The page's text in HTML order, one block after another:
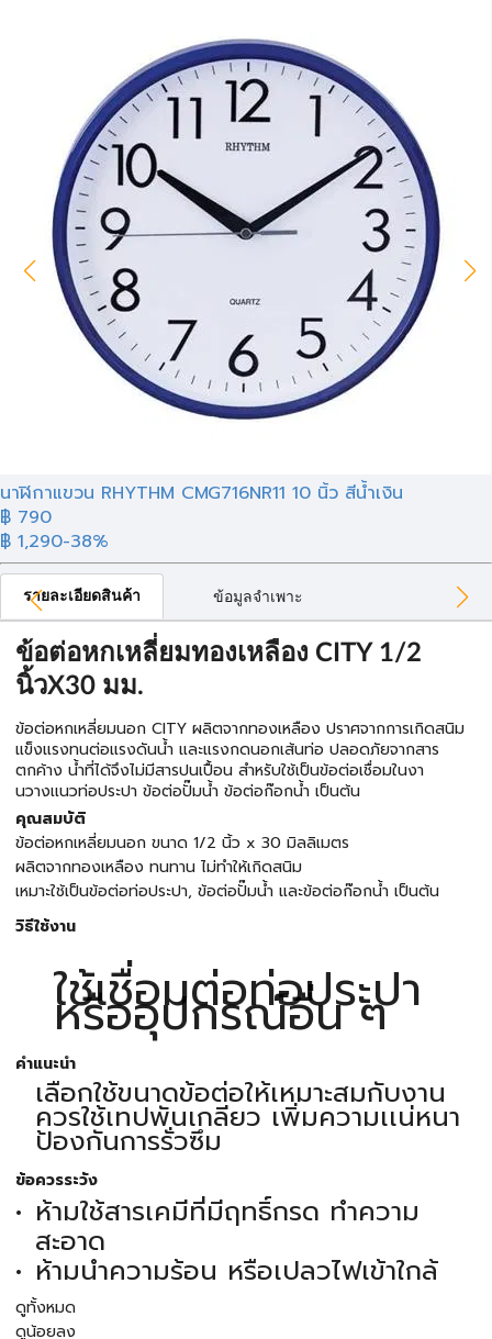
นาฬิกาแขวน RHYTHM CMG716NR11 10 นิ้ว สีน้ำเงิน
฿ 790
฿ 1,290-38%
รายละเอียดสินค้า ข้อมูลจำเพาะ
ข้อต่อหกเหลี่ยมทองเหลือง CITY 1/2
นิ้วX30 มม.
ข้อต่อหกเหลี่ยมนอก CITY ผลิตจากทองเหลือง ปราศจากการเกิดสนิม
แข็งแรงทนต่อแรงดันน้ำ และแรงกดนอกเส้นท่อ ปลอดภัยจากสาร
ตกค้าง น้ำที่ได้จึงไม่มีสารปนเปื้อน สำหรับใช้เป็นข้อต่อเชื่อมในงา
นวางเเนวท่อประปา ข้อต่อปั๊มน้ำ ข้อต่อก๊อกน้ำ เป็นต้น
คุณสมบัติ
ข้อต่อหกเหลี่ยมนอก ขนาด 1/2 นิ้ว x 30 มิลลิเมตร
ผลิตจากทองเหลือง ทนทาน ไม่ทำให้เกิดสนิม
เหมาะใช้เป็นข้อต่อท่อประปา, ข้อต่อปั๊มน้ำ และข้อต่อก๊อกน้ำ เป็นต้น
วิธีใช้งาน
ใช้เชื่อมต่อท่อประปา
หรืออุปกรณ์อื่น ๆ
คำแนะนำ
เลือกใช้ขนาดข้อต่อให้เหมาะสมกับงาน
ควรใช้เทปพันเกลียว เพิ่มความเเน่หนา
ป้องกันการรั่วซึม
ข้อควรระวัง
ห้ามใช้สารเคมีที่มีฤทธิ์กรด ทำความ
สะอาด
ห้ามนำความร้อน หรือเปลวไฟเข้าใกล้
ดูทั้งหมด
ดูน้อยลง